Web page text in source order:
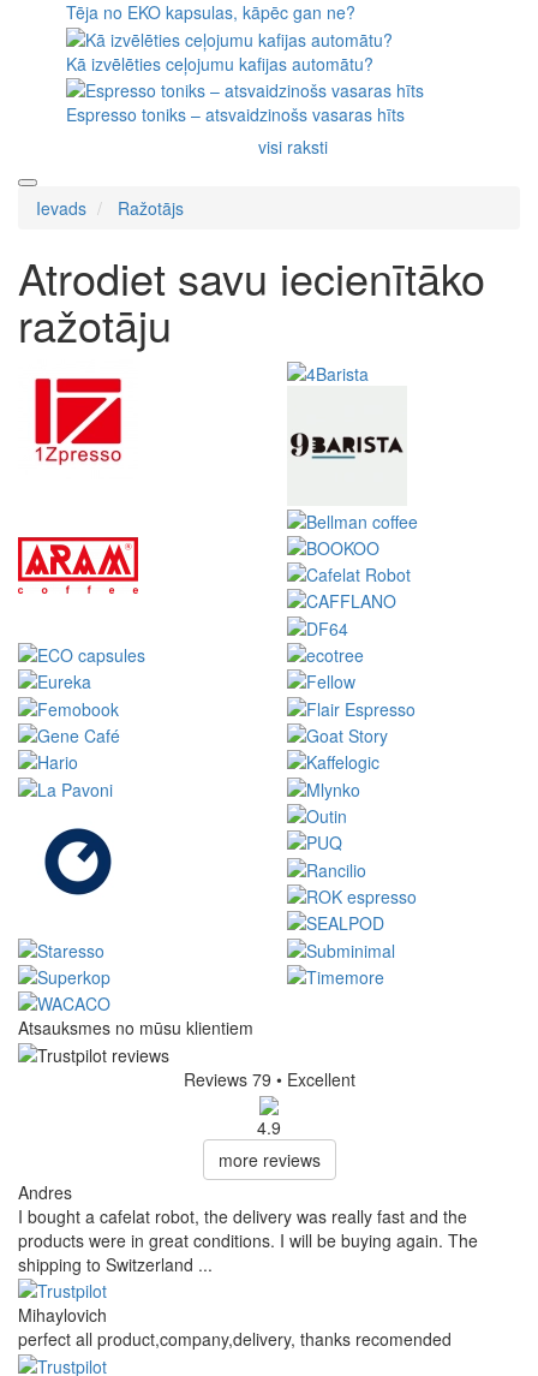
Tēja no EKO kapsulas, kāpēc gan ne?
Kā izvēlēties ceļojumu kafijas automātu?
Espresso toniks – atsvaidzinošs vasaras hīts
visi raksti
Ievads Ražotājs
Atrodiet savu iecienītāko
ražotāju
Atsauksmes no mūsu klientiem
Reviews 79 • Excellent
4.9
more reviews
Andres
I bought a cafelat robot, the delivery was really fast and the
products were in great conditions. I will be buying again. The
shipping to Switzerland ...
Mihaylovich
perfect all product,company,delivery, thanks recomended